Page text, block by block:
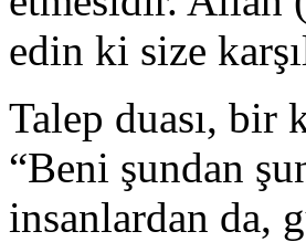
edin ki size
Talep duası, bir
“Beni şundan
insanlardan da,